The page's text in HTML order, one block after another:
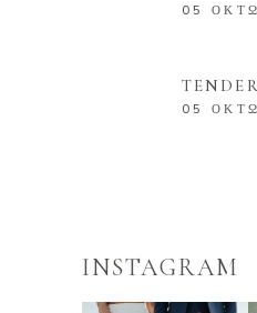
05
05
INSTAGRAM